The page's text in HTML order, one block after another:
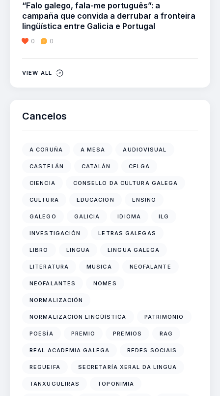
“Falo galego, fala-me português”: a
campaña que convida a derrubar a fronteira
lingüística entre Galicia e Portugal
0 0
VIEW ALL
Cancelos
A CORUÑA A MESA AUDIOVISUAL
CASTELÁN CATALÁN CELGA
CIENCIA CONSELLO DA CULTURA GALEGA
CULTURA EDUCACIÓN ENSINO
GALEGO GALICIA IDIOMA ILG
INVESTIGACIÓN LETRAS GALEGAS
LIBRO LINGUA LINGUA GALEGA
LITERATURA MÚSICA NEOFALANTE
NEOFALANTES NOMES
NORMALIZACIÓN
NORMALIZACIÓN LINGÜÍSTICA PATRIMONIO
POESÍA PREMIO PREMIOS RAG
REAL ACADEMIA GALEGA REDES SOCIAIS
REGUEIFA SECRETARÍA XERAL DA LINGUA
TANXUGUEIRAS TOPONIMIA